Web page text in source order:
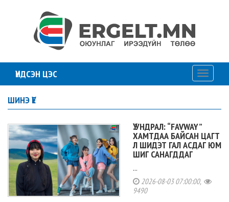
ҮНДСЭН ЦЭС
Toggle
ШИНЭ ҮЕ
Ү.УНДРАЛ: “FAVWAY”
ХАМТДАА БАЙСАН ЦАГТ
Л ШИДЭТ ГАЛ АСДАГ ЮМ
ШИГ САНАГДДАГ
...
2026-08-03 07:00:00,
9490